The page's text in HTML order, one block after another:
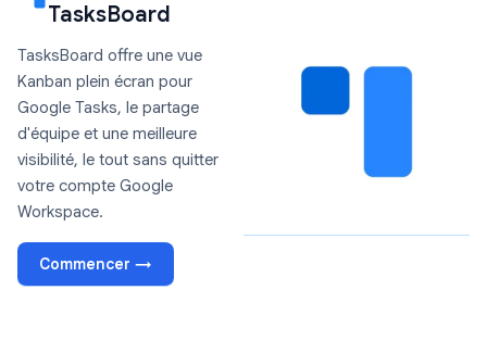
TasksBoard
TasksBoard offre une vue
Kanban plein écran pour
Google Tasks, le partage
d'équipe et une meilleure
visibilité, le tout sans quitter
votre compte Google
Workspace.
Commencer →